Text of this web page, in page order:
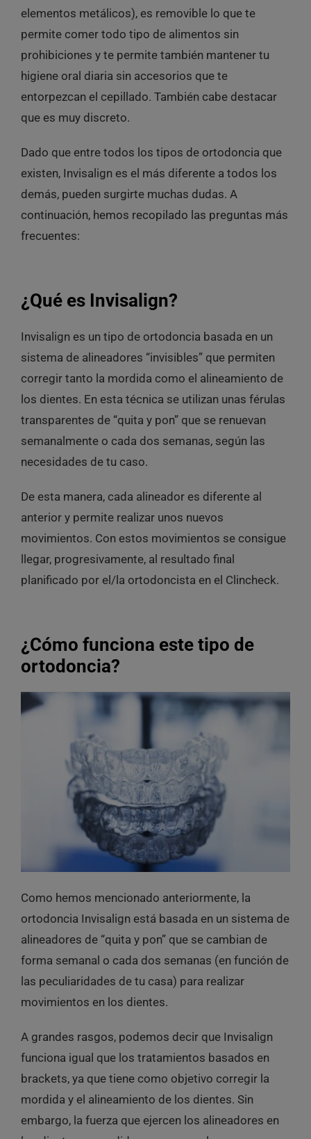
elementos metálicos), es removible lo que te
permite comer todo tipo de alimentos sin
prohibiciones y te permite también mantener tu
higiene oral diaria sin accesorios que te
entorpezcan el cepillado. También cabe destacar
que es muy discreto.
Dado que entre todos los tipos de ortodoncia que
existen, Invisalign es el más diferente a todos los
demás, pueden surgirte muchas dudas. A
continuación, hemos recopilado las preguntas más
frecuentes:
¿Qué es Invisalign?
Invisalign es un tipo de ortodoncia basada en un
sistema de alineadores “invisibles” que permiten
corregir tanto la mordida como el alineamiento de
los dientes. En esta técnica se utilizan unas férulas
transparentes de “quita y pon” que se renuevan
semanalmente o cada dos semanas, según las
necesidades de tu caso.
De esta manera, cada alineador es diferente al
anterior y permite realizar unos nuevos
movimientos. Con estos movimientos se consigue
llegar, progresivamente, al resultado final
planificado por el/la ortodoncista en el Clincheck.
¿Cómo funciona este tipo de
ortodoncia?
Como hemos mencionado anteriormente, la
ortodoncia Invisalign está basada en un sistema de
alineadores de “quita y pon” que se cambian de
forma semanal o cada dos semanas (en función de
las peculiaridades de tu casa) para realizar
movimientos en los dientes.
A grandes rasgos, podemos decir que Invisalign
funciona igual que los tratamientos basados en
brackets, ya que tiene como objetivo corregir la
mordida y el alineamiento de los dientes. Sin
embargo, la fuerza que ejercen los alineadores en